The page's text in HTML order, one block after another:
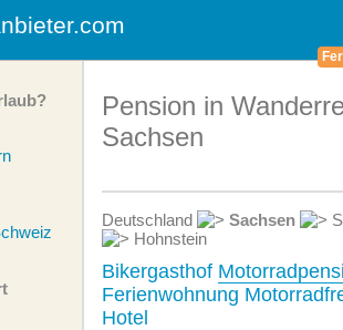
Pension in
Sachsen
Deutschland Sachsen
Hohnstein
Bikergasthof
Ferienwohnung
Hotel